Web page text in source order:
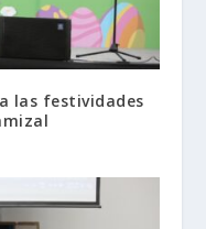
las festividades